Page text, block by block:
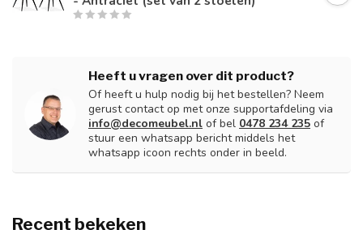
Heeft u vragen over dit product?
Of heeft u hulp nodig bij het bestellen? Neem
gerust contact op met onze supportafdeling via
info@decomeubel.nl of bel 0478 234 235 of
stuur een whatsapp bericht middels het
whatsapp icoon rechts onder in beeld.
Recent bekeken